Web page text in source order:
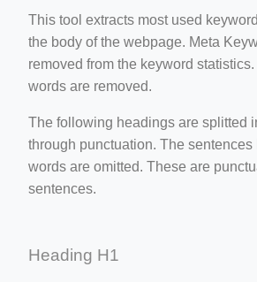
This tool extracts most used
the body of the webpage. Meta
removed from the keyword
words are removed.
The following headings are splitted
through punctuation. The sentences
words are omitted. These are
sentences.
Heading H1